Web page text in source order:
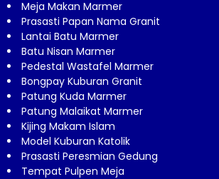
Meja Makan Marmer
Prasasti Papan Nama Granit
Lantai Batu Marmer
Batu Nisan Marmer
Pedestal Wastafel Marmer
Bongpay Kuburan Granit
Patung Kuda Marmer
Patung Malaikat Marmer
Kijing Makam Islam
Model Kuburan Katolik
Prasasti Peresmian Gedung
Tempat Pulpen Meja